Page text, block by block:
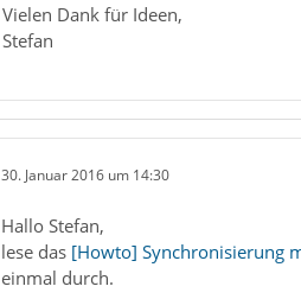
Vielen Dank für Ideen,
Stefan
30. Januar 2016 um 14:30
Hallo Stefan,
lese das [Howto] Synchronisierung
einmal durch.